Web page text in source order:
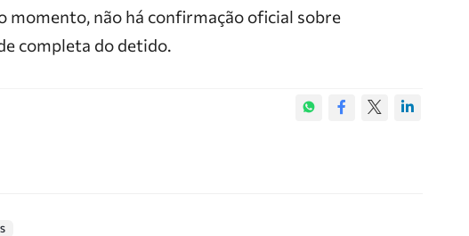
momento, não há confirmação oficial sobre
completa do detido.